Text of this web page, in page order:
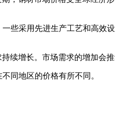
些采用先进生产工艺和高效
续增长。市场需求的增加会
同地区的价格有所不同。